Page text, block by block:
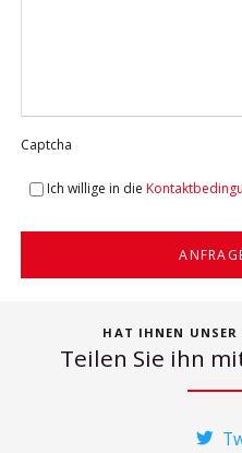
Captcha
Ich willige in die
HAT IHNEN UNSER
Teilen Sie ihn